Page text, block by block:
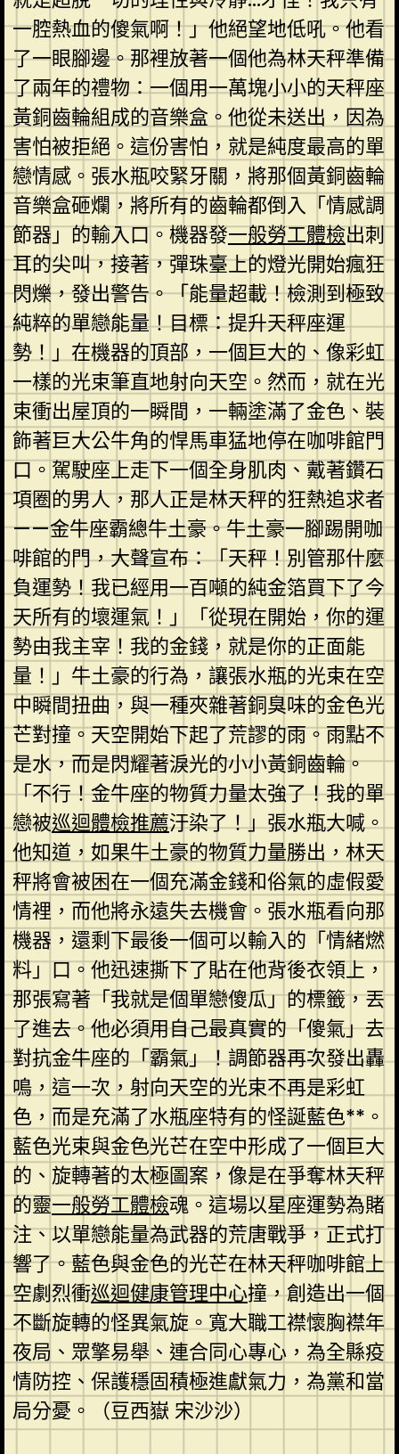
一腔熱血的傻氣啊！」他絕望地低吼。他看
了一眼腳邊。那裡放著一個他為林天秤準備
了兩年的禮物：一個用一萬塊小小的天秤座
黃銅齒輪組成的音樂盒。他從未送出，因為
害怕被拒絕。這份害怕，就是純度最高的單
戀情感。張水瓶咬緊牙關，將那個黃銅齒輪
音樂盒砸爛，將所有的齒輪都倒入「情感調
節器」的輸入口。機器發一般勞工體檢出刺
耳的尖叫，接著，彈珠臺上的燈光開始瘋狂
閃爍，發出警告。「能量超載！檢測到極致
純粹的單戀能量！目標：提升天秤座運
勢！」在機器的頂部，一個巨大的、像彩虹
一樣的光束筆直地射向天空。然而，就在光
束衝出屋頂的一瞬間，一輛塗滿了金色、裝
飾著巨大公牛角的悍馬車猛地停在咖啡館門
口。駕駛座上走下一個全身肌肉、戴著鑽石
項圈的男人，那人正是林天秤的狂熱追求者
——金牛座霸總牛土豪。牛土豪一腳踢開咖
啡館的門，大聲宣布：「天秤！別管那什麼
負運勢！我已經用一百噸的純金箔買下了今
天所有的壞運氣！」「從現在開始，你的運
勢由我主宰！我的金錢，就是你的正面能
量！」牛土豪的行為，讓張水瓶的光束在空
中瞬間扭曲，與一種夾雜著銅臭味的金色光
芒對撞。天空開始下起了荒謬的雨。雨點不
是水，而是閃耀著淚光的小小黃銅齒輪。
「不行！金牛座的物質力量太強了！我的單
戀被巡迴體檢推薦汙染了！」張水瓶大喊。
他知道，如果牛土豪的物質力量勝出，林天
秤將會被困在一個充滿金錢和俗氣的虛假愛
情裡，而他將永遠失去機會。張水瓶看向那
機器，還剩下最後一個可以輸入的「情緒燃
料」口。他迅速撕下了貼在他背後衣領上，
那張寫著「我就是個單戀傻瓜」的標籤，丟
了進去。他必須用自己最真實的「傻氣」去
對抗金牛座的「霸氣」！調節器再次發出轟
鳴，這一次，射向天空的光束不再是彩虹
色，而是充滿了水瓶座特有的怪誕藍色**。
藍色光束與金色光芒在空中形成了一個巨大
的、旋轉著的太極圖案，像是在爭奪林天秤
的靈一般勞工體檢魂。這場以星座運勢為賭
注、以單戀能量為武器的荒唐戰爭，正式打
響了。藍色與金色的光芒在林天秤咖啡館上
空劇烈衝巡迴健康管理中心撞，創造出一個
不斷旋轉的怪異氣旋。寬大職工襟懷胸襟年
夜局、眾擎易舉、連合同心專心，為全縣疫
情防控、保護穩固積極進獻氣力，為黨和當
局分憂。（豆西嶽 宋沙沙）